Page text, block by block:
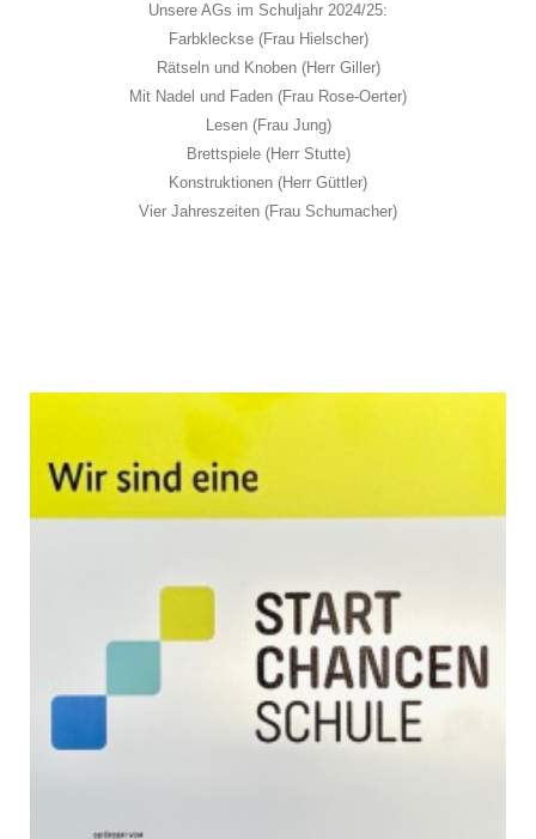
Unsere AGs im Schuljahr 2024/25:
Farbkleckse (Frau Hielscher)
Rätseln und Knoben (Herr Giller)
Mit Nadel und Faden (Frau Rose-Oerter)
Lesen (Frau Jung)
Brettspiele (Herr Stutte)
Konstruktionen (Herr Güttler)
Vier Jahreszeiten (Frau Schumacher)